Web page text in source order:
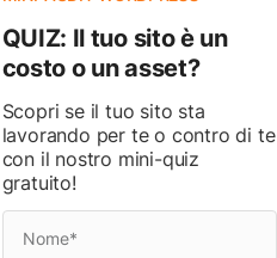
QUIZ: Il tuo sito è un
costo o un asset?
Scopri se il tuo sito sta
lavorando per te o contro di te
con il nostro mini-quiz
gratuito!